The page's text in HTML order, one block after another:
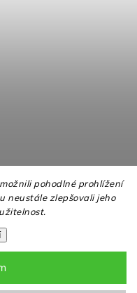
pohodlné prohlížení
neustále zlepšovali jeho
práva vyhrazena.